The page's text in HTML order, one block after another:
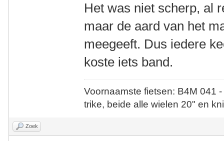
Het was niet scherp, al
maar de aard van het
meegeeft. Dus iedere
koste iets band.
Voornaamste fietsen: B4M
trike, beide alle wielen 20" en
Zoek